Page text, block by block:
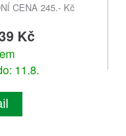
CENA 245.- Kč
Kč
11.8.